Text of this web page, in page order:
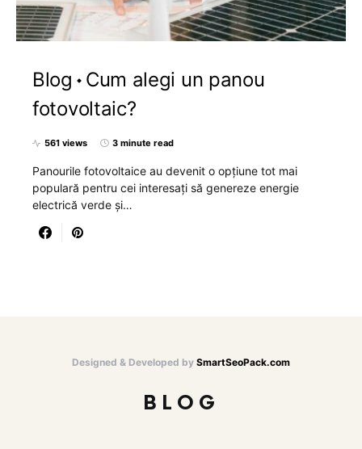
Blog
Cum alegi un panou
fotovoltaic?
561 views 3 minute read
Panourile fotovoltaice au devenit o opțiune tot mai
populară pentru cei interesați să genereze energie
electrică verde și…
Designed & Developed by SmartSeoPack.com
BLOG